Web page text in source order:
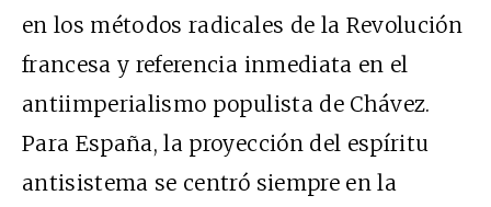
en los métodos radicales de la Revolución
francesa y referencia inmediata en el
antiimperialismo populista de Chávez.
Para España, la proyección del espíritu
antisistema se centró siempre en la